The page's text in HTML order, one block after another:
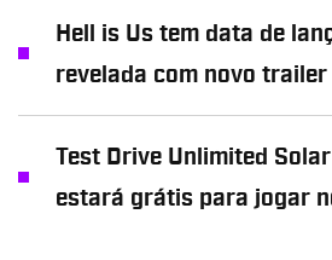
Hell is Us tem data de
revelada com novo trailer
Test Drive Unlimited
estará grátis para jogar